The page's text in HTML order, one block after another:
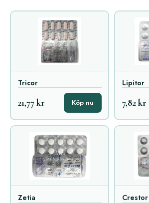
Tricor
21,77 kr Köp nu
Lipitor
7,82 kr
Zetia Crestor